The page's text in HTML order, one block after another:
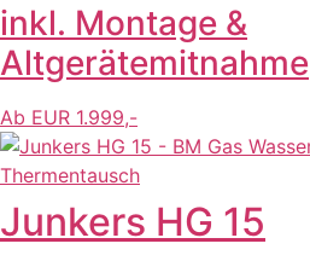
inkl. Montage &
Altgerätemitnahme
Ab EUR 1.999,-
Junkers HG 15